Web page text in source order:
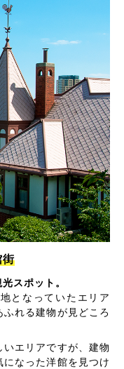
街
スポット。
となっていたエリア
れる建物が見どころ
エリアですが、建物
なった洋館を見つけ